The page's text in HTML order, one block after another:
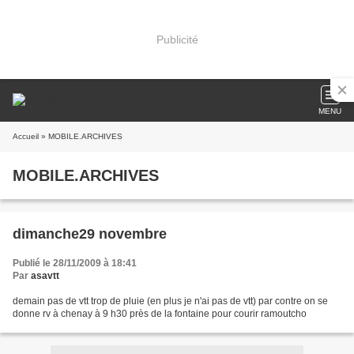
Publicité
MENU
Accueil » MOBILE.ARCHIVES
MOBILE.ARCHIVES
dimanche29 novembre
Publié le 28/11/2009 à 18:41
Par asavtt
demain pas de vtt trop de pluie (en plus je n'ai pas de vtt) par contre on se
donne rv à chenay à 9 h30 près de la fontaine pour courir ramoutcho